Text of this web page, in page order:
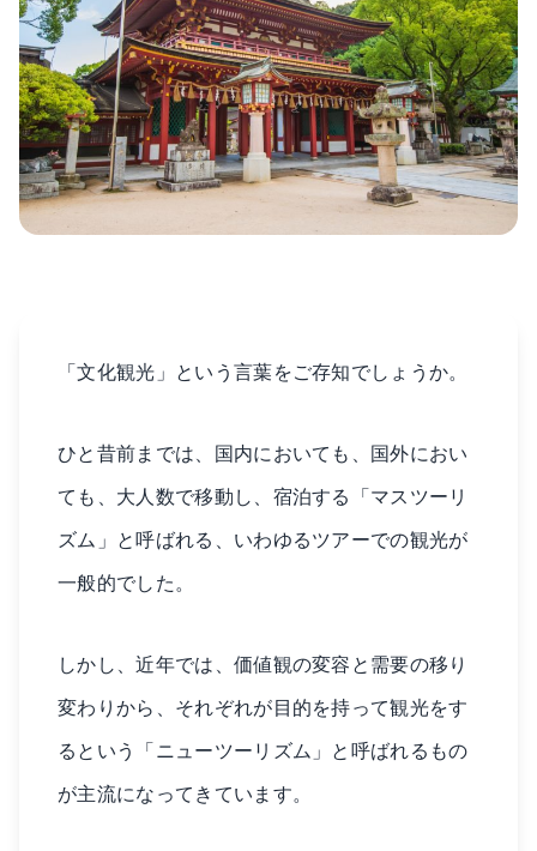
「文化観光」という言葉をご存知でしょうか。
ひと昔前までは、国内においても、国外におい
ても、大人数で移動し、宿泊する「マスツーリ
ズム」と呼ばれる、いわゆるツアーでの観光が
一般的でした。
しかし、近年では、価値観の変容と需要の移り
変わりから、それぞれが目的を持って観光をす
るという「ニューツーリズム」と呼ばれるもの
が主流になってきています。